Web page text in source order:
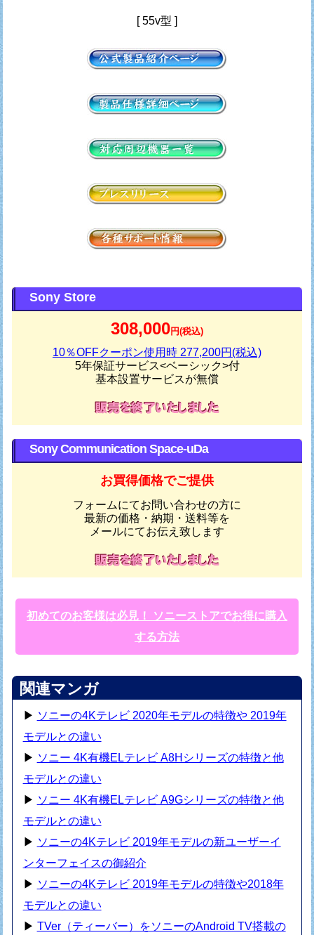
[ 55v型 ]
Sony Store
308,000円(税込)
10％OFFクーポン使用時 277,200円(税込)
5年保証サービス<ベーシック>付
基本設置サービスが無償
Sony Communication Space-uDa
お買得価格でご提供
フォームにてお問い合わせの方に
最新の価格・納期・送料等を
メールにてお伝え致します
初めてのお客様は必見！ ソニーストアでお得に購入
する方法
関連マンガ
▶ ソニーの4Kテレビ 2020年モデルの特徴や 2019年
モデルとの違い
▶ ソニー 4K有機ELテレビ A8Hシリーズの特徴と他
モデルとの違い
▶ ソニー 4K有機ELテレビ A9Gシリーズの特徴と他
モデルとの違い
▶ ソニーの4Kテレビ 2019年モデルの新ユーザーイ
ンターフェイスの御紹介
▶ ソニーの4Kテレビ 2019年モデルの特徴や2018年
モデルとの違い
▶ TVer（ティーバー）をソニーのAndroid TV搭載の